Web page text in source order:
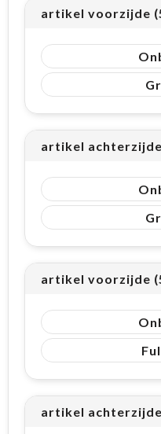
artikel voorzijde
artikel achterzijde
artikel voorzijde
artikel achterzijde